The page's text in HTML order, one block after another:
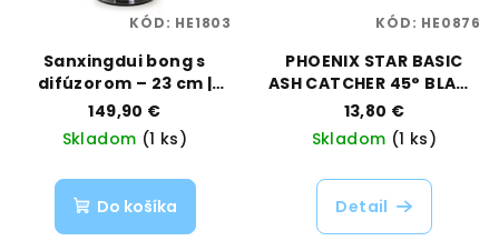
Sanxingdui bong s
difúzorom – 23 cm |
Black Leaf | Vaporama
149,90 €
Skladom (1 ks)
Do košíka
KÓD: HE1803
PHOENIX STAR BASIC
ASH CATCHER 45° BLACK
- 14MM
13,80 €
Skladom (1 ks)
Detail
KÓD: HE0876